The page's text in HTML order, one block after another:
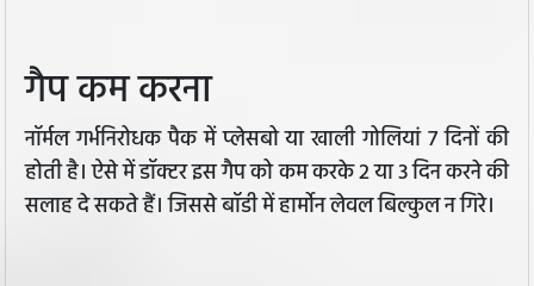
गैप कम करना
नॉर्मल गर्भनिरोधक पैक में प्लेसबो या खाली गोलियां 7 दिनों की
होती है। ऐसे में डॉक्टर इस गैप को कम करके 2 या 3 दिन करने की
सलाह दे सकते हैं। जिससे बॉडी में हार्मोन लेवल बिल्कुल न गिरे।